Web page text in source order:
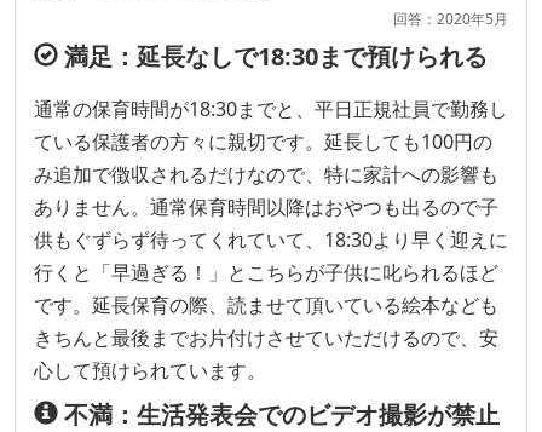
回答：2020年5月
満足：延長なしで18:30まで預けられる
通常の保育時間が18:30までと、平日正規社員で勤務し
ている保護者の方々に親切です。延長しても100円の
み追加で徴収されるだけなので、特に家計への影響も
ありません。通常保育時間以降はおやつも出るので子
供もぐずらず待ってくれていて、18:30より早く迎えに
行くと「早過ぎる！」とこちらが子供に叱られるほど
です。延長保育の際、読ませて頂いている絵本なども
きちんと最後までお片付けさせていただけるので、安
心して預けられています。
不満：生活発表会でのビデオ撮影が禁止